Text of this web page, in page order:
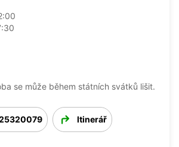
se může během státních svátků lišit.
Itinerář